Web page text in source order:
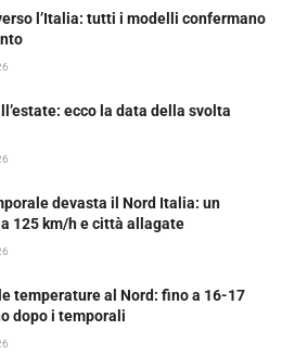
l’Italia: tutti i modelli confermano
ecco la data della svolta
devasta il Nord Italia: un
125 km/h e città allagate
temperature al Nord: fino a 16-17
dopo i temporali